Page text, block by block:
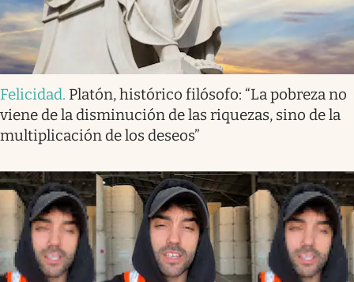
Felicidad. Platón, histórico filósofo: “La pobreza no
viene de la disminución de las riquezas, sino de la
multiplicación de los deseos”